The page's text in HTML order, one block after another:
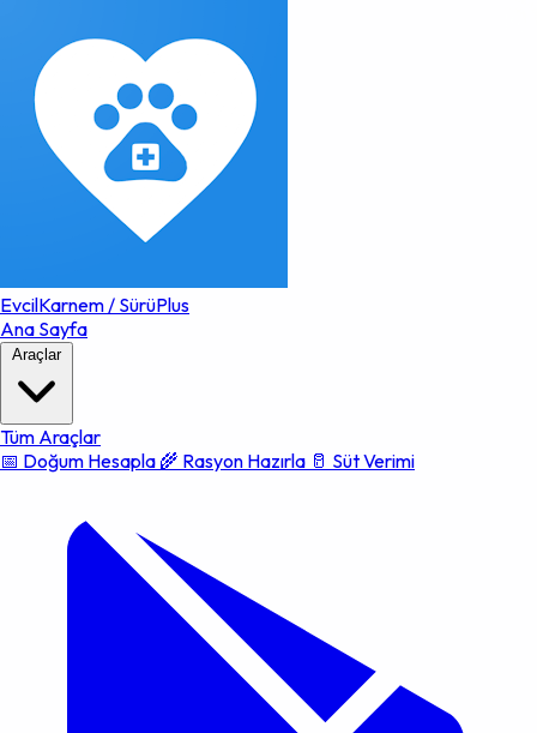
EvcilKarnem/ SürüPlus
Ana Sayfa
Araçlar
Tüm Araçlar
📅 Doğum Hesapla 🌾 Rasyon Hazırla 🥛 Süt Verimi